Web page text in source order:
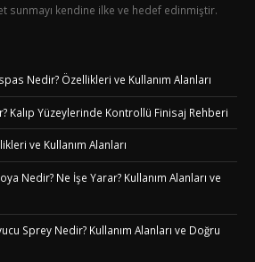
sunmayı kendine ilke ve hedef edinmiştir.
Nedir? Özellikleri ve Kullanım Alanları
Kalıp Yüzeylerinde Kontrollü Finisaj Rehberi
ve Kullanım Alanları
Nedir? Ne İşe Yarar? Kullanım Alanları ve
Sprey Nedir? Kullanım Alanları ve Doğru